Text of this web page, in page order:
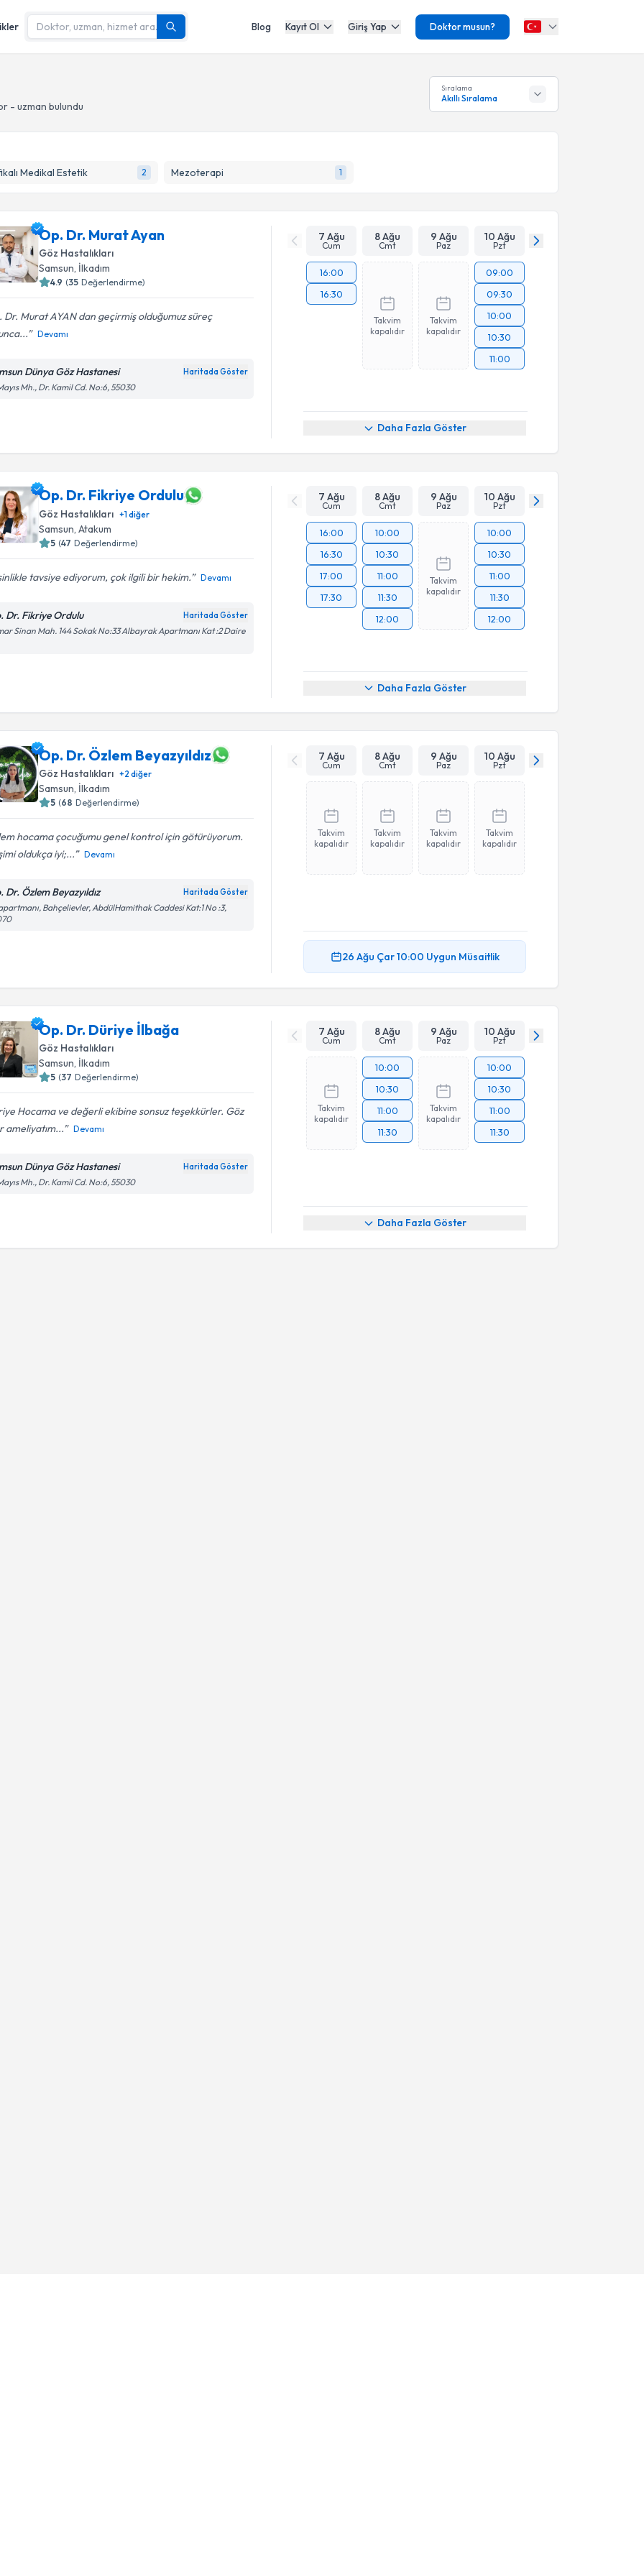
Blog Kayıt Ol Giriş Yap Doktor musun?
- uzman bulundu
Sıralama
Akıllı Sıralama
Medikal Estetik 2 Mezoterapi 1
Op. Dr. Murat Ayan
Göz Hastalıkları
Samsun, İlkadım
4.9 (35 Değerlendirme)
Dr. Murat AYAN dan geçirmiş olduğumuz süreç
Devamı
Dünya Göz Hastanesi Haritada Göster
Mh., Dr. Kamil Cd. No:6, 55030
7 Ağu
Cum
8 Ağu
Cmt
9 Ağu
Paz
10 Ağu
Pzt
16:00
16:30
Takvim
kapalıdır
Takvim
kapalıdır
09:00
09:30
10:00
10:30
11:00
Daha Fazla Göster
Op. Dr. Fikriye Ordulu
Göz Hastalıkları +1diğer
Samsun , Atakum
5 (47 Değerlendirme)
tavsiye ediyorum, çok ilgili bir hekim. Devamı
Dr. Fikriye Ordulu Haritada Göster
Sinan Mah. 144 Sokak No:33 Albayrak Apartmanı Kat :2 Daire
7 Ağu
Cum
8 Ağu
Cmt
9 Ağu
Paz
10 Ağu
Pzt
16:00
16:30
17:00
17:30
10:00
10:30
11:00
11:30
12:00
Takvim
kapalıdır
10:00
10:30
11:00
11:30
12:00
Daha Fazla Göster
Op. Dr. Özlem Beyazyıldız
Göz Hastalıkları +2 diğer
Samsun, İlkadım
5 (68 Değerlendirme)
hocama çocuğumu genel kontrol için götürüyorum.
oldukça iyi;...
Devamı
Dr. Özlem Beyazyıldız Haritada Göster
Bahçelievler, AbdülHamithak Caddesi Kat:1 No :3,
7 Ağu
Cum
8 Ağu
Cmt
9 Ağu
Paz
10 Ağu
Pzt
Takvim
kapalıdır
Takvim
kapalıdır
Takvim
kapalıdır
Takvim
kapalıdır
26 Ağu Çar10:00 Uygun Müsaitlik
Op. Dr. Düriye İlbağa
Göz Hastalıkları
Samsun, İlkadım
5 (37 Değerlendirme)
Hocama ve değerli ekibine sonsuz teşekkürler. Göz
ameliyatım...
Devamı
Dünya Göz Hastanesi Haritada Göster
Mh., Dr. Kamil Cd. No:6, 55030
7 Ağu
Cum
8 Ağu
Cmt
9 Ağu
Paz
10 Ağu
Pzt
Takvim
kapalıdır
10:00
10:30
11:00
11:30
Takvim
kapalıdır
10:00
10:30
11:00
11:30
Daha Fazla Göster